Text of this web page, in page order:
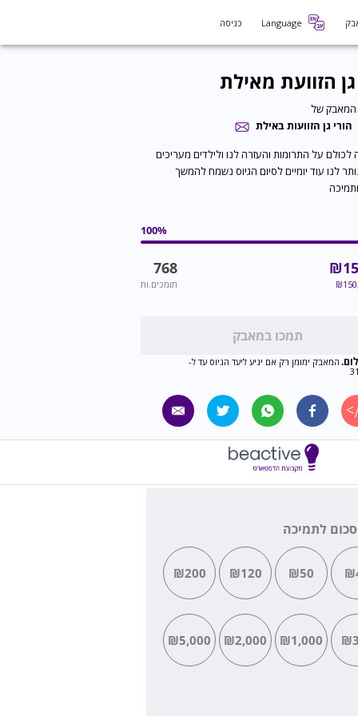
Language כניסה
גן הזוועת מאילת
המאבק של
הורי גן הזוועות באילת
לכולם על התרומות והעזרה לנו ולילדים מעריכים
לנו עוד יומיים לסיום הגיוס נשמח להמשך
100%
₪
₪
768
תומכים.ות
תמכו במאבק
המאבק ימומן רק אם יגיע ליעד הגיוס עד ל-
לתמיכה
₪50
₪120
₪200
₪1,000
₪2,000
₪5,000